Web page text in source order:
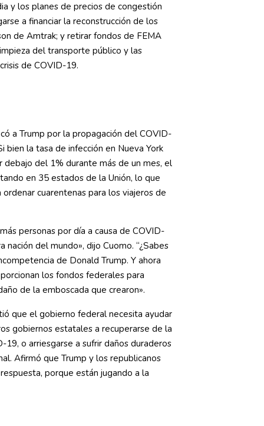
y los planes de precios de congestión
a financiar la reconstrucción de los
de Amtrak; y retirar fondos de FEMA
del transporte público y las
de COVID-19.
a Trump por la propagación del COVID-
bien la tasa de infección en Nueva York
debajo del 1% durante más de un mes, el
en 35 estados de la Unión, lo que
ordenar cuarentenas para los viajeros de
personas por día a causa de COVID-
nación del mundo», dijo Cuomo. “¿Sabes
de Donald Trump. Y ahora
los fondos federales para
de la emboscada que crearon».
que el gobierno federal necesita ayudar
gobiernos estatales a recuperarse de la
19, o arriesgarse a sufrir daños duraderos
Afirmó que Trump y los republicanos
porque están jugando a la